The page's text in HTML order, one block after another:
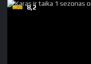
8,2